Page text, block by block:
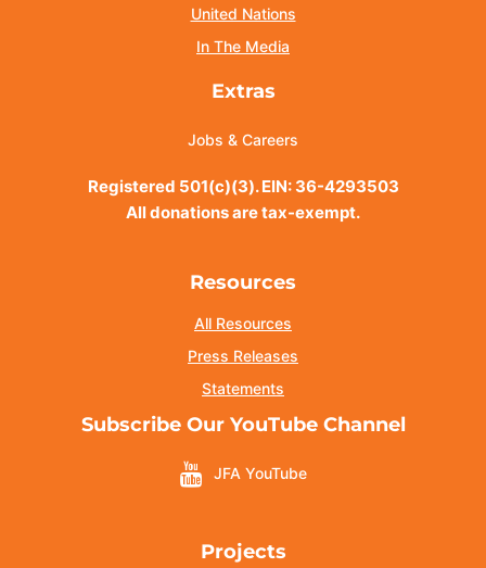
United Nations
In The Media
Extras
Jobs & Careers
Registered 501(c)(3). EIN: 36-4293503
All donations are tax-exempt.
Resources
All Resources
Press Releases
Statements
Subscribe Our YouTube Channel
JFA YouTube
Projects